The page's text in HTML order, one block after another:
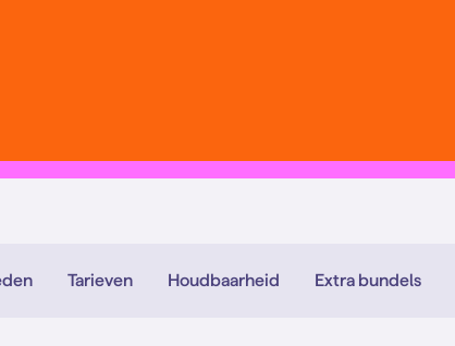
Tarieven Houdbaarheid Extra bundels